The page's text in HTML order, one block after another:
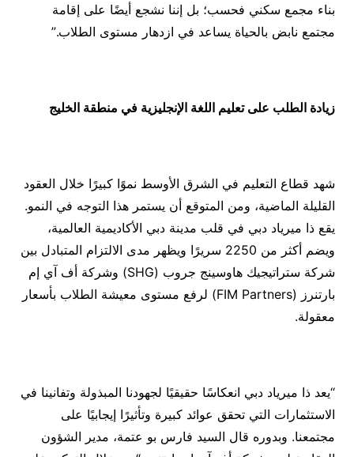
بناء مجمع سكني فحسب؛ بل إننا نشجع أيضًا على إقامة
مجتمع نابض بالحياة يساعد في ازدهار مستوى الطلاب.”
زيادة الطلب على تعليم اللغة الإنجليزية في منطقة الخليج
شهد قطاع التعليم في الشرق الأوسط نموًا كبيرًا خلال العقود
القليلة الماضية، ومن المتوقع أن يستمر هذا التوجه في النمو.
يقع ذا ميرياد دبي في قلب مدينة دبي الأكاديمية العالمية،
ويضم أكثر من 2250 سريرًا ويظهر مدى الالتزام المتبادل بين
شركة ستراتيجيك هاوسينج جروب (SHG) وشركة أف آي إم
بارتنرز (FIM Partners) لرفع مستوى معيشة الطلاب بأسعار
معقولة.
“يعد ذا ميرياد دبي انعكاسًا حقيقيًا لجهودنا المبذولة وتفانينا في
الاستثمارات التي تحقق عوائد كبيرة وتأثيرًا إيجابيًا على
مجتمعنا. وبدوره قال السيد فارس بو عتمة، مدير الشؤون